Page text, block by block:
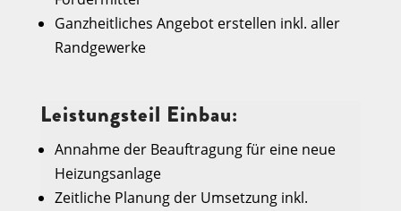
Ganzheitliches Angebot erstellen inkl. aller
Randgewerke
Leistungsteil Einbau:
Annahme der Beauftragung für eine neue
Heizungsanlage
Zeitliche Planung der Umsetzung inkl.